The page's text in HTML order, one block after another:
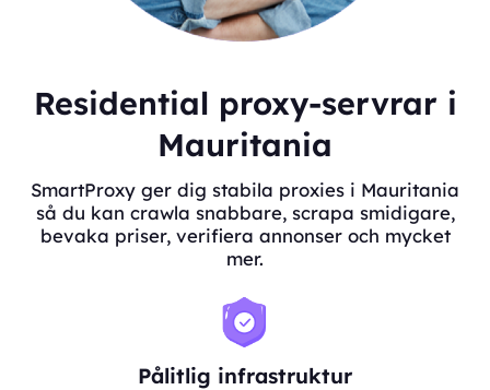
Residential proxy-servrar i
Mauritania
SmartProxy ger dig stabila proxies i Mauritania
så du kan crawla snabbare, scrapa smidigare,
bevaka priser, verifiera annonser och mycket
mer.
Pålitlig infrastruktur